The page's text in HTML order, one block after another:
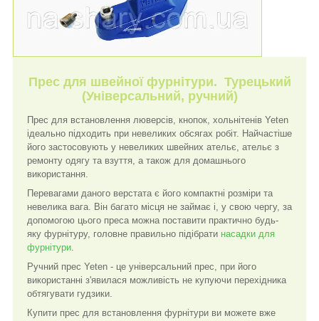
Прес для швейної фурнітури. Турецький
(Універсальний, ручний)
Прес для встановлення люверсів, кнопок, хольнітенів Yeten
ідеально підходить при невеликих обсягах робіт. Найчастіше
його застосовують у невеликих швейних ательє, ательє з
ремонту одягу та взуття, а також для домашнього
використання.
Перевагами даного верстата є його компактні розміри та
невелика вага. Він багато місця не займає і, у свою чергу, за
допомогою цього преса можна поставити практично будь-
яку фурнітуру, головне правильно підібрати насадки для
фурнітури.
Ручний прес Yeten - це універсальний прес, при його
використанні з'явилася можливість не купуючи перехідника
обтягувати гудзики.
Купити прес для встановлення фурнітури ви можете вже